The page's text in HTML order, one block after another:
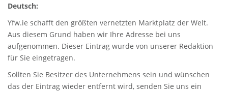
Deutsch:
Yfw.ie schafft den größten vernetzten Marktplatz der Welt.
Aus diesem Grund haben wir Ihre Adresse bei uns
aufgenommen. Dieser Eintrag wurde von unserer Redaktion
für Sie eingetragen.
Sollten Sie Besitzer des Unternehmens sein und wünschen
das der Eintrag wieder entfernt wird, senden Sie uns ein